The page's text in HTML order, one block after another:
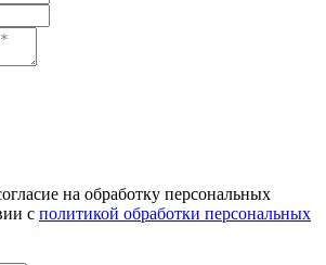
на обработку персональных
с политикой обработки персональных